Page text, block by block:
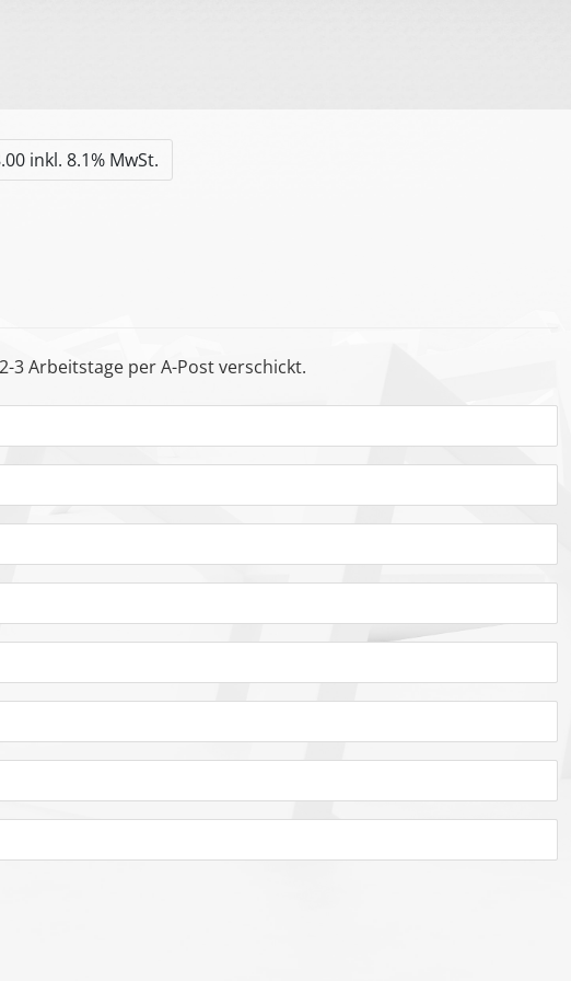
inkl. 8.1% MwSt.
Arbeitstage per A-Post verschickt.